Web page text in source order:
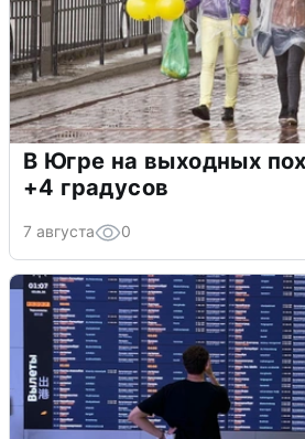
В Югре на выходных
+4 градусов
7 августа 0